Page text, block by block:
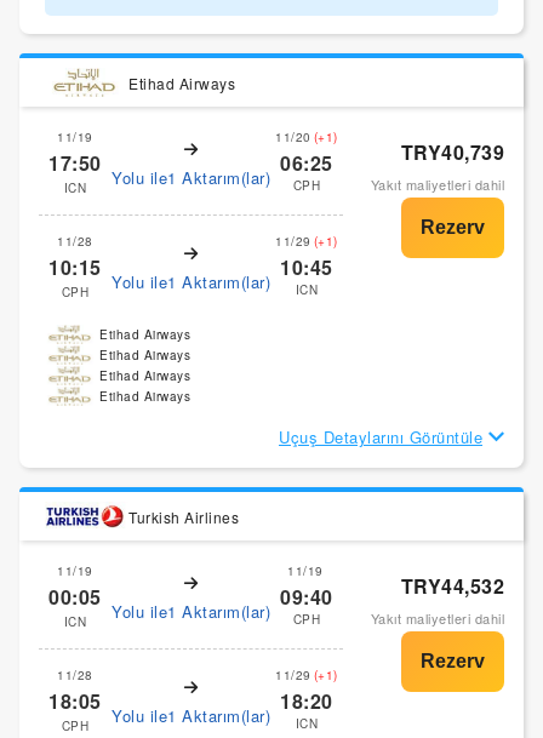
Etihad Airways
11/19
17:50
ICN Yolu ile1 Aktarım(lar)
11/20 (+1)
06:25
CPH
11/28
10:15
CPH Yolu ile1 Aktarım(lar)
11/29 (+1)
10:45
ICN
TRY40,739
Yakıt maliyetleri dahil
Etihad Airways
Etihad Airways
Etihad Airways
Etihad Airways
Uçuş Detaylarını Görüntüle
Turkish Airlines
11/19
00:05
ICN Yolu ile1 Aktarım(lar)
11/19
09:40
CPH
11/28
18:05
CPH Yolu ile1 Aktarım(lar)
11/29 (+1)
18:20
ICN
TRY44,532
Yakıt maliyetleri dahil